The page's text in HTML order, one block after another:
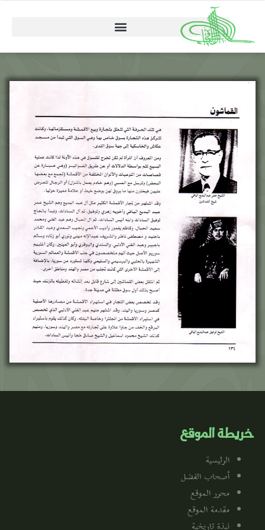
خريطة الموقع
الرئيسية
أصحاب الفضل
محرر الموقع
مقدمة الموقع